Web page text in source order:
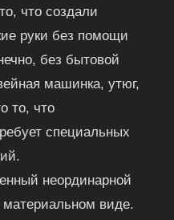
что создали
руки без помощи
без бытовой
машинка, утюг,
то, что
специальных
неординарной
материальном виде.